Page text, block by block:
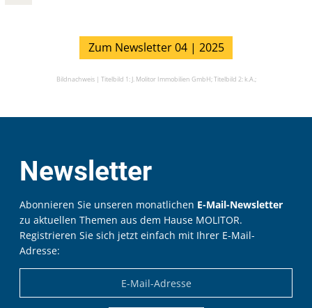
Zum Newsletter 04 | 2025
Bildnachweis | Titelbild 1: J. Molitor Immobilien GmbH;Titelbild 2: k.A.;
Newsletter
Abonnieren Sie unseren monatlichen E-Mail-Newsletter
zu aktuellen Themen aus dem Hause MOLITOR.
Registrieren Sie sich jetzt einfach mit Ihrer E-Mail-
Adresse: